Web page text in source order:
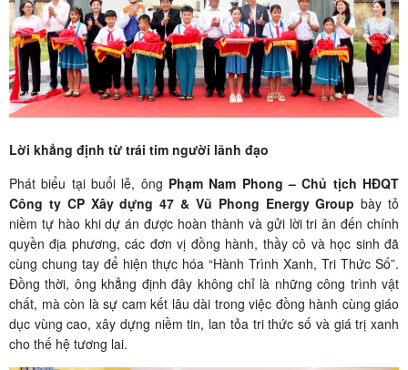
Lời khẳng định từ trái tim người lãnh đạo
Phát biểu tại buổi lễ, ông Phạm Nam Phong – Chủ tịch HĐQT
Công ty CP Xây dựng 47 & Vũ Phong Energy Group bày tỏ
niềm tự hào khi dự án được hoàn thành và gửi lời tri ân đến chính
quyền địa phương, các đơn vị đồng hành, thầy cô và học sinh đã
cùng chung tay để hiện thực hóa “Hành Trình Xanh, Tri Thức Số”.
Đồng thời, ông khẳng định đây không chỉ là những công trình vật
chất, mà còn là sự cam kết lâu dài trong việc đồng hành cùng giáo
dục vùng cao, xây dựng niềm tin, lan tỏa tri thức số và giá trị xanh
cho thế hệ tương lai.